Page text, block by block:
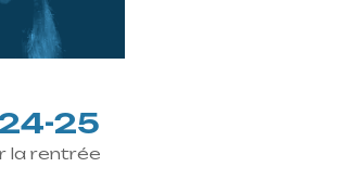
25
la rentrée